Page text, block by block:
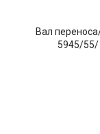
Вал
5945/55/